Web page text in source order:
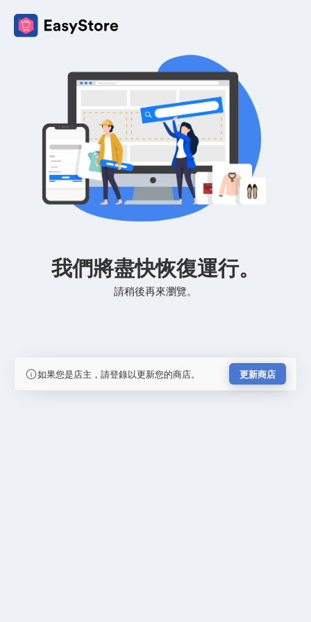
我們將盡快恢復運行。
請稍後再來瀏覽。
如果您是店主，請登錄以更新您的商店。 更新商店